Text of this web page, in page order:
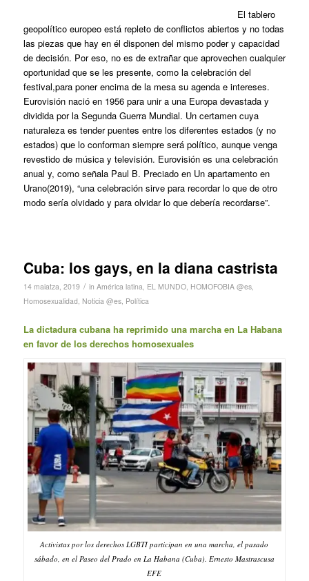
El tablero
geopolítico europeo está repleto de conflictos abiertos y no todas
las piezas que hay en él disponen del mismo poder y capacidad
de decisión. Por eso, no es de extrañar que aprovechen cualquier
oportunidad que se les presente, como la celebración del
festival,para poner encima de la mesa su agenda e intereses.
Eurovisión nació en 1956 para unir a una Europa devastada y
dividida por la Segunda Guerra Mundial. Un certamen cuya
naturaleza es tender puentes entre los diferentes estados (y no
estados) que lo conforman siempre será político, aunque venga
revestido de música y televisión. Eurovisión es una celebración
anual y, como señala Paul B. Preciado en Un apartamento en
Urano(2019), “una celebración sirve para recordar lo que de otro
modo sería olvidado y para olvidar lo que debería recordarse”.
Cuba: los gays, en la diana castrista
14 maiatza, 2019 / in América latina, EL MUNDO, HOMOFOBIA @es,
Homosexualidad, Noticia @es, Política
La dictadura cubana ha reprimido una marcha en La Habana
en favor de los derechos homosexuales
Activistas por los derechos LGBTI participan en una marcha, el pasado
sábado, en el Paseo del Prado en La Habana (Cuba). Ernesto Mastrascusa
EFE